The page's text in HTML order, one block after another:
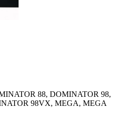
88, DOMINATOR 98,
98VX, MEGA, MEGA